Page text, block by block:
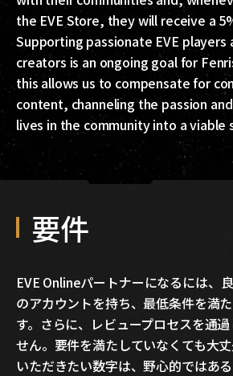
the EVE Store, they will receive a
Supporting passionate EVE players
creators is an ongoing goal for
this allows us to compensate for
content, channeling the passion
lives in the community into a viable
要件
EVE Onlineパートナーになるには、
のアカウントを持ち、最低条件を満
す。さらに、レビュープロセスを通
せん。要件を満たしていなくても大
いただきたい数字は、野心的ではあ